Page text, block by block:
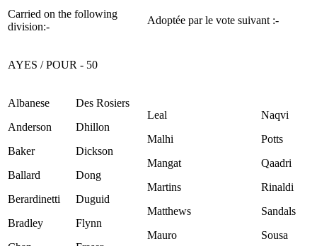
Carried on the following
division:-
Adoptée par le vote suivant :-
AYES / POUR - 50
Albanese
Anderson
Baker
Ballard
Berardinetti
Bradley
Des Rosiers
Dhillon
Dickson
Dong
Duguid
Flynn
Leal
Malhi
Mangat
Martins
Matthews
Mauro
Naqvi
Potts
Qaadri
Rinaldi
Sandals
Sousa